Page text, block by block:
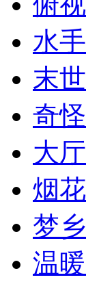
水手
末世
奇怪
大厅
烟花
梦乡
温暖